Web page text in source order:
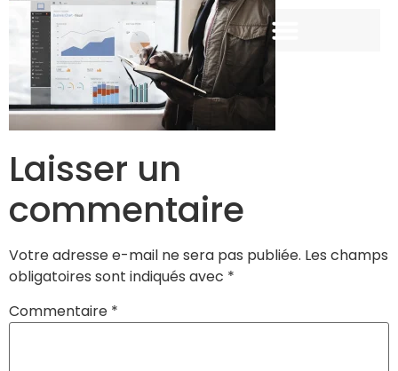
Laisser un
commentaire
Votre adresse e-mail ne sera pas publiée. Les champs
obligatoires sont indiqués avec *
Commentaire *